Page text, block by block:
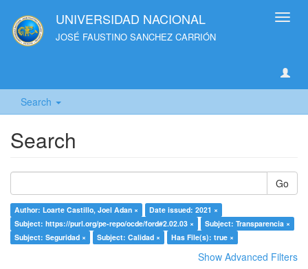
UNIVERSIDAD NACIONAL
JOSÉ FAUSTINO SANCHEZ CARRIÓN
Search
Search
Go
Author: Loarte Castillo, Joel Adan ×
Date issued: 2021 ×
Subject: https://purl.org/pe-repo/ocde/ford#2.02.03 ×
Subject: Transparencia ×
Subject: Seguridad ×
Subject: Calidad × Has File(s): true ×
Show Advanced Filters